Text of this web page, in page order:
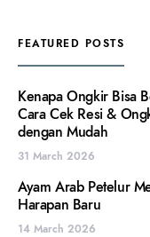
FEATURED POSTS
Kenapa Ongkir Bisa
Cara Cek Resi &
dengan Mudah
31 March 2026
Ayam Arab Petelur
Harapan Baru
14 March 2026